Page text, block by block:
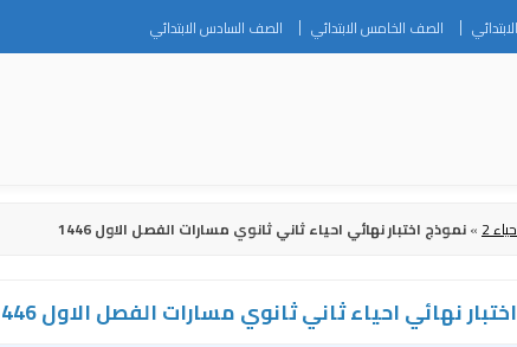
Skip
to
الصف الخامس الابتدائي الصف السادس الابتدائي
2
»نموذج اختبار نهائي احياء ثاني ثانوي مسارات الفصل الاول 1446
نهائي احياء ثاني ثانوي مسارات الفصل الاول 1446